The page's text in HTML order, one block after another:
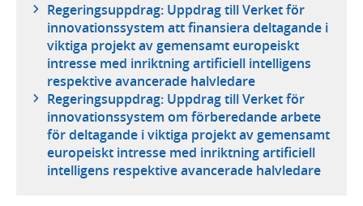
Regeringsuppdrag: Uppdrag till Verket för
innovationssystem att finansiera deltagande i
viktiga projekt av gemensamt europeiskt
intresse med inriktning artificiell intelligens
respektive avancerade halvledare
Regeringsuppdrag: Uppdrag till Verket för
innovationssystem om förberedande arbete
för deltagande i viktiga projekt av gemensamt
europeiskt intresse med inriktning artificiell
intelligens respektive avancerade halvledare